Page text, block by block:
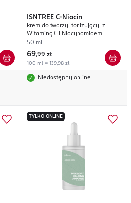
ISNTREE C-Niacin
krem do twarzy, tonizujący, z
Witaminą C i Niacynamidem
50 ml
69,99 zł
100 ml = 139,98 zł
Niedostępny online
TYLKO ONLINE